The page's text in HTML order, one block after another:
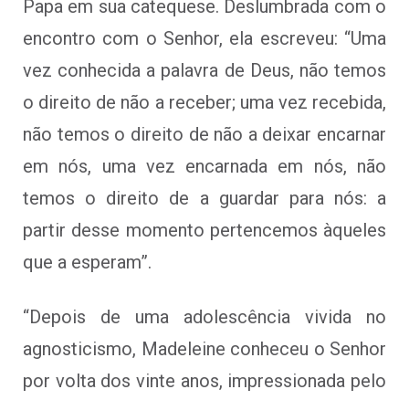
Papa em sua catequese. Deslumbrada com o
encontro com o Senhor, ela escreveu: “Uma
vez conhecida a palavra de Deus, não temos
o direito de não a receber; uma vez recebida,
não temos o direito de não a deixar encarnar
em nós, uma vez encarnada em nós, não
temos o direito de a guardar para nós: a
partir desse momento pertencemos àqueles
que a esperam”.
“Depois de uma adolescência vivida no
agnosticismo, Madeleine conheceu o Senhor
por volta dos vinte anos, impressionada pelo